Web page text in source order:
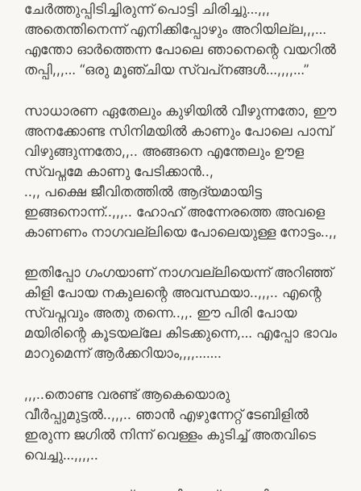
ചേർത്തുപ്പിടിച്ചിരുന്ന് പൊട്ടി ചിരിച്ചു…,,,
അതെന്തിനെന്ന് എനിക്കിപ്പോഴും അറിയില്ല,,,…
എന്തോ ഓർത്തെന്ന പോലെ ഞാനെന്റെ വയറിൽ
തപ്പി,,,… “ഒരു മൂഞ്ചിയ സ്വപ്‌നങ്ങൾ…,,,,…”
സാധാരണ ഏതേലും കുഴിയിൽ വീഴുന്നതോ, ഈ
അനക്കോണ്ട സിനിമയിൽ കാണും പോലെ പാമ്പ്
വിഴുങ്ങുന്നതോ,,.. അങ്ങനെ എന്തേലും ഊള
സ്വപ്നമേ കാണു പേടിക്കാൻ..,
..,, പക്ഷെ ജീവിതത്തിൽ ആദ്യമായിട്ട
ഇങ്ങനൊന്ന്..,,,.. ഹോഹ് അന്നേരത്തെ അവളെ
കാണണം നാഗവല്ലിയെ പോലെയുള്ള നോട്ടം..,,
ഇതിപ്പോ ഗംഗയാണ് നാഗവല്ലിയെന്ന് അറിഞ്ഞ്
കിളി പോയ നകുലന്റെ അവസ്ഥയാ..,,,.. എന്റെ
സ്വപ്നവും അതു തന്നെ..,,. ഈ പിരി പോയ
മയിരിന്റെ കൂടയല്ലേ കിടക്കുന്നെ,… എപ്പോ ഭാവം
മാറുമെന്ന് ആർക്കറിയാം,,,,…….
,,,..തൊണ്ട വരണ്ട് ആകെയൊരു
വീർപ്പുമുട്ടൽ..,,,.. ഞാൻ എഴുന്നേറ്റ് ടേബിളിൽ
ഇരുന്ന ജഗിൽ നിന്ന് വെള്ളം കുടിച്ച് അതവിടെ
വെച്ചു…,,,,..